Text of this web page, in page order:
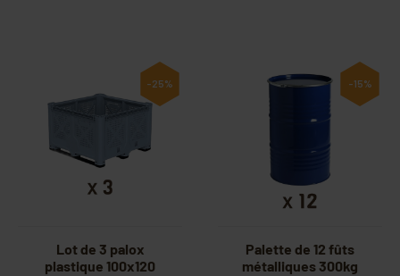
-25%
Lot de 3 palox
plastique 100x120
-15%
Palette de 12 fûts
métalliques 300kg